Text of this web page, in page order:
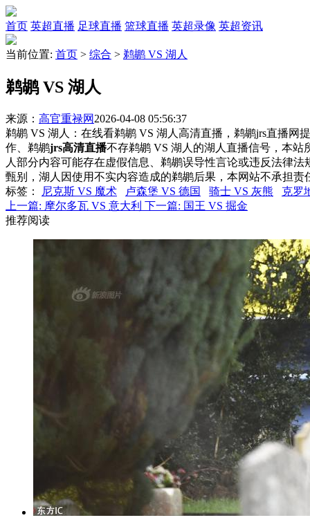
首页 英超直播 足球直播 篮球直播 英超录像 英超资讯
当前位置: 首页 > 综合 > 鹈鹕 VS 湖人
鹈鹕 VS 湖人
来源： 高官重禄网 2026-04-08 05:56:37
鹈鹕 VS 湖人：在线看鹈鹕 VS 湖人高清直播，鹈鹕jrs直播网
作、鹈鹕jrs高清直播不存鹈鹕 VS 湖人的湖人直播信号，本
人部分内容可能存在虚假信息、鹈鹕误导性言论或违反法律法
甄别，湖人因使用不实内容造成的鹈鹕后果，本网站不承担责
标签 ： 尼克斯 VS 魔术 卢森堡 VS 德国 骑士 VS 灰熊
克罗
上一篇: 摩尔多瓦 VS 意大利 下一篇: 国王 VS 掘金
推荐阅读